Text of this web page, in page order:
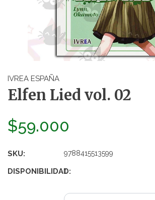
IVREA ESPAÑA
Elfen Lied vol. 02
$59.000
SKU: 9788415513599
DISPONIBILIDAD:
1